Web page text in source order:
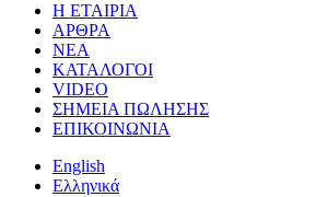
Η ΕΤΑΙΡΙΑ
ΑΡΘΡΑ
ΝΕΑ
ΚΑΤΑΛΟΓΟΙ
VIDEO
ΣΗΜΕΙΑ ΠΩΛΗΣΗΣ
ΕΠΙΚΟΙΝΩΝΙΑ
English
Ελληνικά